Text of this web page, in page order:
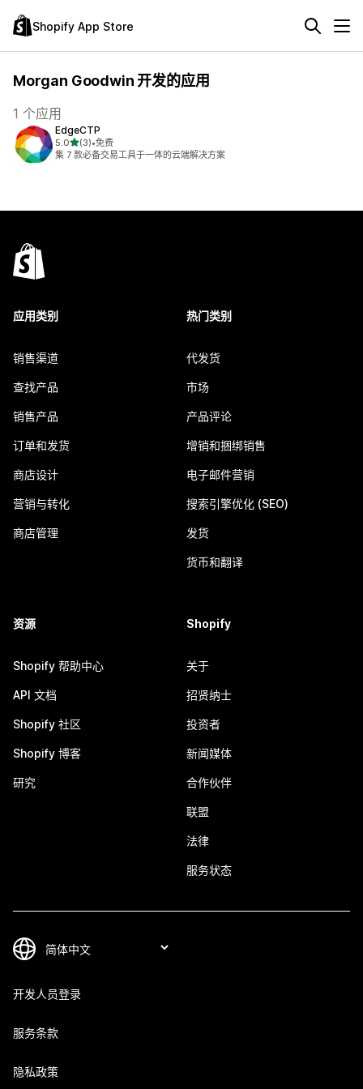
Shopify App Store
Morgan Goodwin 开发的应用
1 个应用
EdgeCTP
5.0星（满分 5 星）
(3)
总共 3 条评论
•免费
集 7 款必备交易工具于一体的云端解决方案
应用类别
销售渠道
查找产品
销售产品
订单和发货
商店设计
营销与转化
商店管理
热门类别
代发货
市场
产品评论
增销和捆绑销售
电子邮件营销
搜索引擎优化 (SEO)
发货
货币和翻译
资源
Shopify 帮助中心
API 文档
Shopify 社区
Shopify 博客
研究
Shopify
关于
招贤纳士
投资者
新闻媒体
合作伙伴
联盟
法律
服务状态
开发人员登录
服务条款
隐私政策